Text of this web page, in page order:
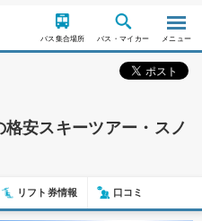
バス集合場所 バス・マイカー メニュー
安スキーツアー・スノ
リフト券情報 口コミ